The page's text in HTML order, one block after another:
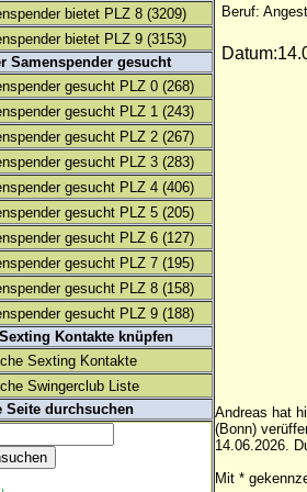
bietet PLZ 8 (3209)
bietet PLZ 9 (3153)
Samenspender gesucht
gesucht PLZ 0 (268)
gesucht PLZ 1 (243)
gesucht PLZ 2 (267)
gesucht PLZ 3 (283)
gesucht PLZ 4 (406)
gesucht PLZ 5 (205)
gesucht PLZ 6 (127)
gesucht PLZ 7 (195)
gesucht PLZ 8 (158)
gesucht PLZ 9 (188)
Kontakte knüpfen
Sexting Kontakte
Swingerclub Liste
Seite durchsuchen
Beruf:
Andreas hat
(Bonn)
14.06.2026.
Mit *